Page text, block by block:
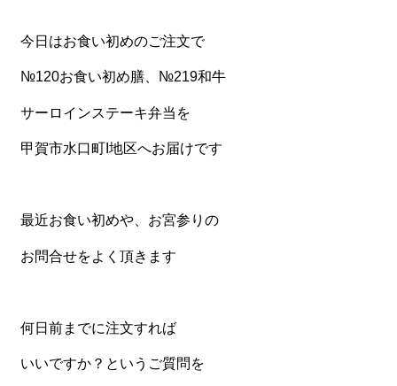
4,000~7999円
8,000円~
四得オードブル
寿司・会席膳
今日はお食い初めのご注文で
№120お食い初め膳、№219和牛
サーロインステーキ弁当を
甲賀市水口町I地区へお届けです
最近お食い初めや、お宮参りの
お問合せをよく頂きます
何日前までに注文すれば
いいですか？というご質問を